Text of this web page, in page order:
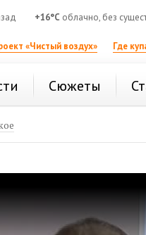
+16°C облачно, без
«Чистый воздух» Где
Сюжеты